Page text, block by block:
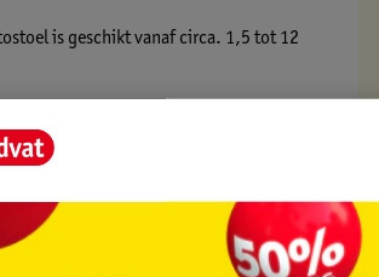
is geschikt vanaf circa. 1,5 tot 12
jouw kindje, ook als de rit langer duurt
deze veilig blijft voor jouw kindje.
zowel de voor- als achterzitting.
gewoon afneembaar en wasbaar in